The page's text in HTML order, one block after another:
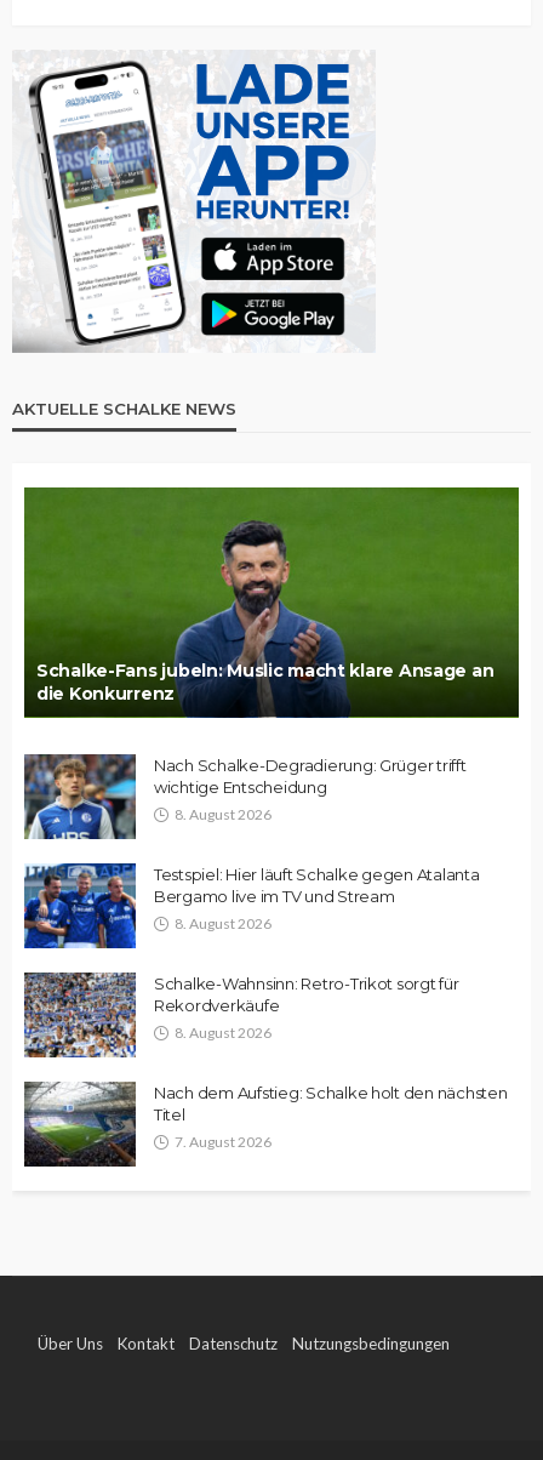
AKTUELLE SCHALKE NEWS
Schalke-Fans jubeln: Muslic macht klare Ansage an
die Konkurrenz
Nach Schalke-Degradierung: Grüger trifft
wichtige Entscheidung
8. August 2026
Testspiel: Hier läuft Schalke gegen Atalanta
Bergamo live im TV und Stream
8. August 2026
Schalke-Wahnsinn: Retro-Trikot sorgt für
Rekordverkäufe
8. August 2026
Nach dem Aufstieg: Schalke holt den nächsten
Titel
7. August 2026
Über Uns Kontakt Datenschutz Nutzungsbedingungen